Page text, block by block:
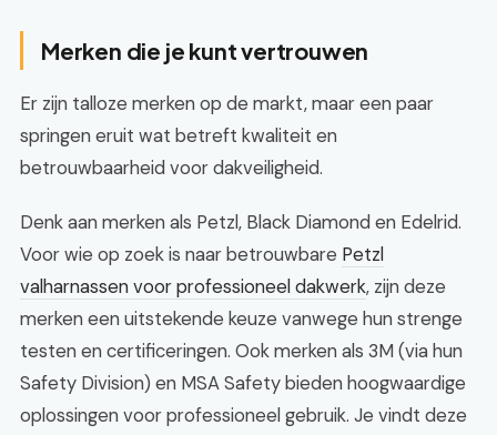
Merken die je kunt vertrouwen
Er zijn talloze merken op de markt, maar een paar
springen eruit wat betreft kwaliteit en
betrouwbaarheid voor dakveiligheid.
Denk aan merken als Petzl, Black Diamond en Edelrid.
Voor wie op zoek is naar betrouwbare Petzl
valharnassen voor professioneel dakwerk, zijn deze
merken een uitstekende keuze vanwege hun strenge
testen en certificeringen. Ook merken als 3M (via hun
Safety Division) en MSA Safety bieden hoogwaardige
oplossingen voor professioneel gebruik. Je vindt deze